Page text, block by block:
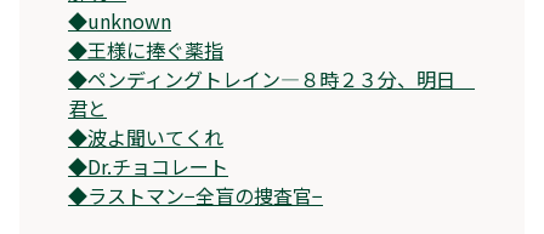
◆unknown
◆王様に捧ぐ薬指
◆ペンディングトレイン―８時２３分、明日
君と
◆波よ聞いてくれ
◆Dr.チョコレート
◆ラストマン−全盲の捜査官−